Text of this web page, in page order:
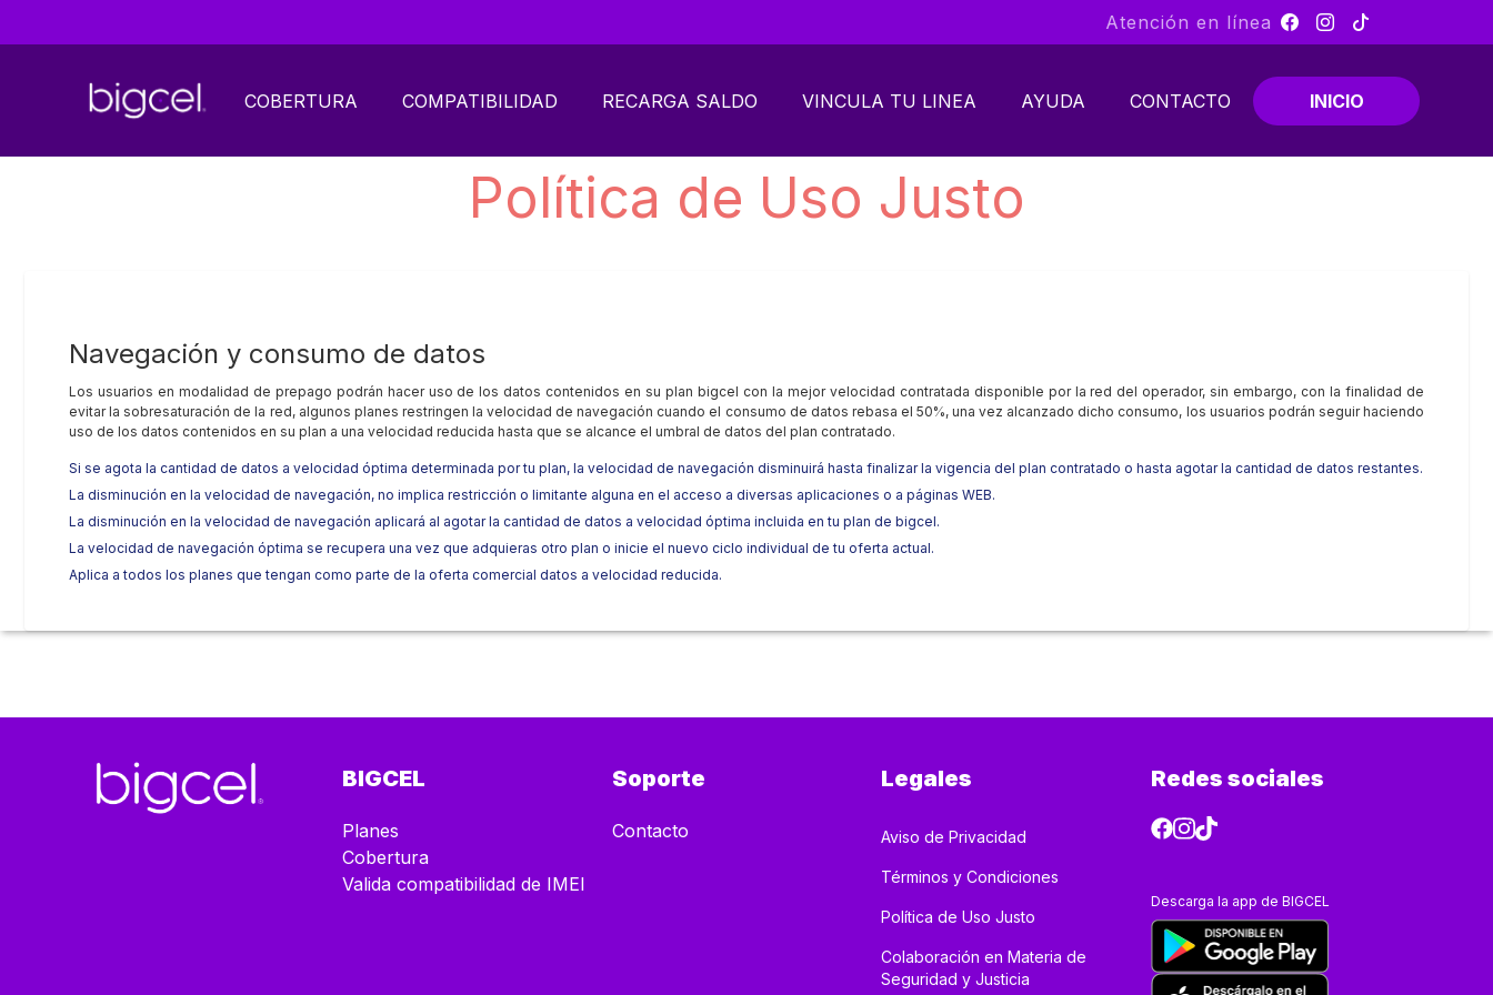
Atención en línea
COBERTURA COMPATIBILIDAD RECARGA SALDO VINCULA TU LINEA AYUDA CONTACTO INICIO
Política de Uso Justo
Navegación y consumo de datos
Los usuarios en modalidad de prepago podrán hacer uso de los datos contenidos en su plan bigcel con la mejor velocidad contratada disponible por la red del operador, sin embargo, con la finalidad de
evitar la sobresaturación de la red, algunos planes restringen la velocidad de navegación cuando el consumo de datos rebasa el 50%, una vez alcanzado dicho consumo, los usuarios podrán seguir haciendo
uso de los datos contenidos en su plan a una velocidad reducida hasta que se alcance el umbral de datos del plan contratado.
Si se agota la cantidad de datos a velocidad óptima determinada por tu plan, la velocidad de navegación disminuirá hasta finalizar la vigencia del plan contratado o hasta agotar la cantidad de datos restantes.
La disminución en la velocidad de navegación, no implica restricción o limitante alguna en el acceso a diversas aplicaciones o a páginas WEB.
La disminución en la velocidad de navegación aplicará al agotar la cantidad de datos a velocidad óptima incluida en tu plan de bigcel.
La velocidad de navegación óptima se recupera una vez que adquieras otro plan o inicie el nuevo ciclo individual de tu oferta actual.
Aplica a todos los planes que tengan como parte de la oferta comercial datos a velocidad reducida.
BIGCEL
Planes
Cobertura
Valida compatibilidad de IMEI
Soporte
Contacto
Legales
Aviso de Privacidad
Términos y Condiciones
Política de Uso Justo
Colaboración en Materia de
Seguridad y Justicia
Redes sociales
Descarga la app de BIGCEL